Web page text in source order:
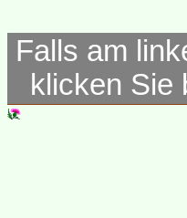
Falls am
klicken Sie